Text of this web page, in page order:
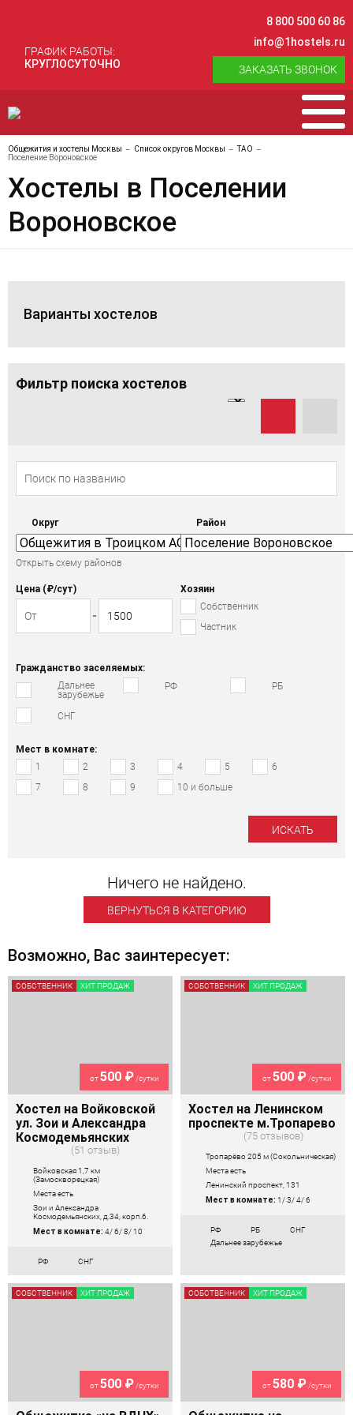
ГРАФИК РАБОТЫ:
КРУГЛОСУТОЧНО
8 800 500 60 86
info@1hostels.ru
ЗАКАЗАТЬ ЗВОНОК
Общежития и хостелы Москвы Список округов Москвы
ТАО
Поселение Вороновское
Хостелы в Поселении
Вороновское
Варианты хостелов
Фильтр поиска хостелов
Округ
Открыть схему районов
Район
Цена (₽/cут)
Хозяин
Собственник
Частник
Гражданство заселяемых:
Дальнее
зарубежье
РФ РБ
СНГ
Мест в комнате:
1
2 3 4 5
6
7
8 9 10 и больше
Ничего не найдено.
ВЕРНУТЬСЯ В КАТЕГОРИЮ
Возможно, Вас заинтересует:
от500 ₽/сутки
Хостел на Войковской
ул. Зои и Александра
Космодемьянских
51 отзыв
Войковская 1,7 км
(Замоскворецкая)
Места есть
Зои и Александра
Космодемьянских, д.34, корп.6.
Мест в комнате: 4/ 6/ 8/ 10
РФ СНГ
СОБСТВЕННИК ХИТ ПРОДАЖ
от500 ₽/сутки
Хостел на Ленинском
проспекте м.Тропарево
75 отзывов
Тропарёво 205 м (Сокольническая)
Места есть
Ленинский проспект, 131
Мест в комнате: 1/ 3/ 4/ 6
РФ РБ
СНГ
Дальнее зарубежье
СОБСТВЕННИК ХИТ ПРОДАЖ
от500 ₽/сутки
СОБСТВЕННИК ХИТ ПРОДАЖ
от580 ₽/сутки
СОБСТВЕННИК ХИТ ПРОДАЖ